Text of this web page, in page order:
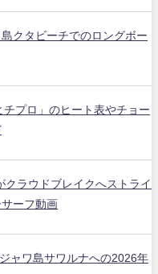
クタビーチでのロングボー
プロ」のヒート表やチョー
クラウドブレイクへストライ
ーフ動画
ャワ島サワルナへの2026年